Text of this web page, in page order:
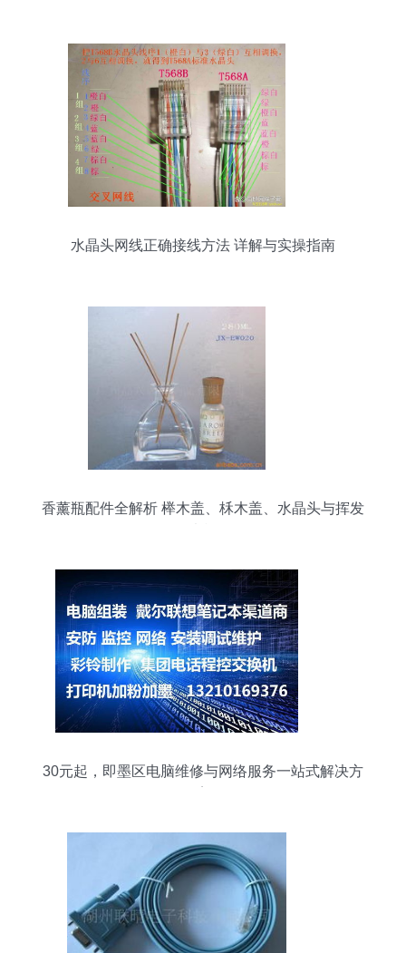
水晶头网线正确接线方法 详解与实操指南
香薰瓶配件全解析 榉木盖、柇木盖、水晶头与挥发
30元起，即墨区电脑维修与网络服务一站式解决方